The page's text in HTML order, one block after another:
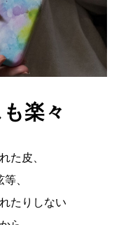
楽々
た皮、
、
たりしない